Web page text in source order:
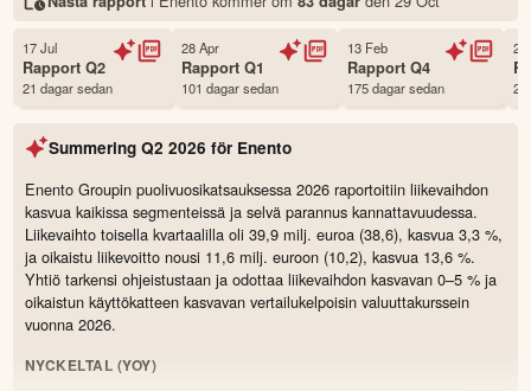
ENENTO
Status Noterad
Land
Antal ägare Avanza
Antal ägare Nordnet
2,156 st
Källa:Börsdata
17 Jul
RapportQ2
21 dagar sedan
28 Apr
RapportQ1
101 dagar sedan
13 Feb
RapportQ4
175 dagar sedan
29
Summering Q2 2026 för Enento
Enento Groupin puolivuosikatsauksessa 2026 raportoitiin liikevaihdon
kasvua kaikissa segmenteissä ja selvä parannus kannattavuudessa.
Liikevaihto toisella kvartaalilla oli 39,9 milj. euroa (38,6), kasvua 3,3 %,
ja oikaistu liikevoitto nousi 11,6 milj. euroon (10,2), kasvua 13,6 %.
Yhtiö tarkensi ohjeistustaan ja odottaa liikevaihdon kasvavan 0–5 % ja
oikaistun käyttökatteen kasvavan vertailukelpoisin valuuttakurssein
vuonna 2026.
NYCKELTAL (YOY)